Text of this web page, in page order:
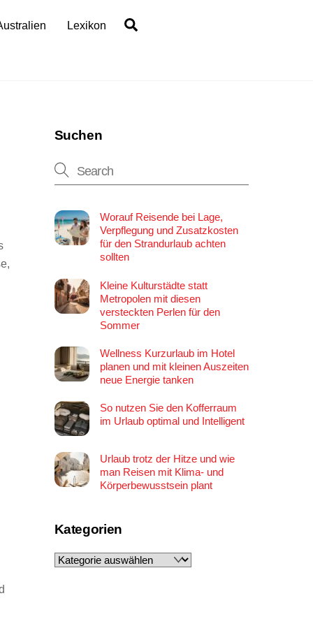
Lexikon
Suchen
Worauf Reisende bei Lage,
Verpflegung und Zusatzkosten
für den Strandurlaub achten
sollten
Kleine Kulturstädte statt
Metropolen mit diesen
versteckten Perlen für den
Sommer
Wellness Kurzurlaub im Hotel
planen und mit kleinen Auszeiten
neue Energie tanken
So nutzen Sie den Kofferraum
im Urlaub optimal und Intelligent
Urlaub trotz der Hitze und wie
man Reisen mit Klima- und
Körperbewusstsein plant
Kategorien
Kategorien